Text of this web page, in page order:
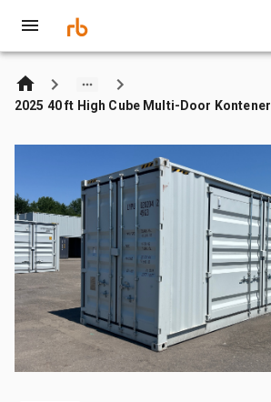
2025 40 ft High Cube Multi-Door